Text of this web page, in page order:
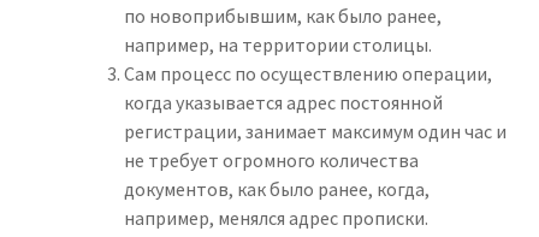
по новоприбывшим, как было ранее,
например, на территории столицы.
Сам процесс по осуществлению операции,
когда указывается адрес постоянной
регистрации, занимает максимум один час и
не требует огромного количества
документов, как было ранее, когда,
например, менялся адрес прописки.